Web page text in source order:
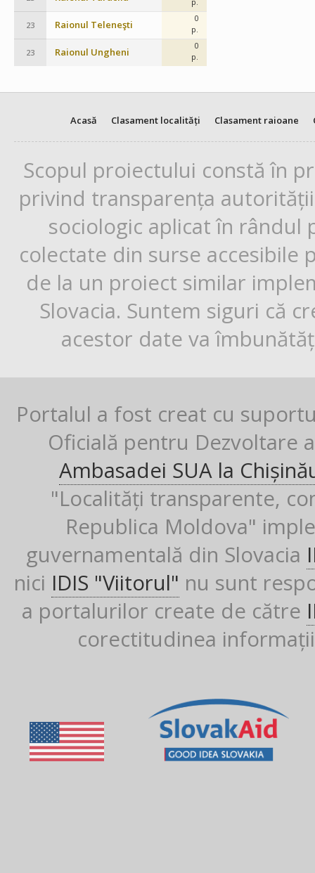
23 Raionul Teleneşti
0
p.
23 Raionul Ungheni
0
p.
Acasă Clasament localități Clasament raioane
Scopul proiectului constă în
privind transparența
sociologic aplicat în rândul
colectate din surse
de la un proiect similar
Slovacia. Suntem siguri că
acestor date va
Portalul a fost creat cu
Oficială pentru Dezvoltare
Ambasadei SUA la
"Localități transparente,
Republica Moldova"
guvernamentală din Slovacia
nici IDIS "Viitorul" nu sunt
a portalurilor create de către
corectitudinea